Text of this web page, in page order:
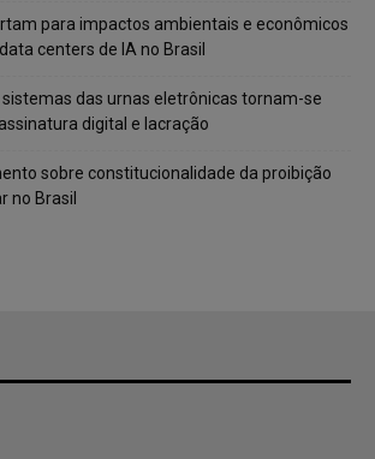
para impactos ambientais e econômicos
centers de IA no Brasil
das urnas eletrônicas tornam-se
digital e lacração
sobre constitucionalidade da proibição
no Brasil